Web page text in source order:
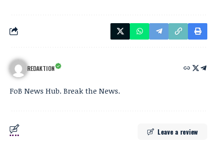
REDAKTION
FoB News Hub. Break the News.
Leave a review